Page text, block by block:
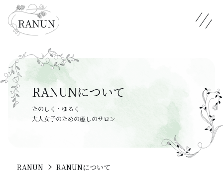
RANUNについて
たのしく・ゆるく
大人女子のための癒しのサロン
RANUN RANUNについて